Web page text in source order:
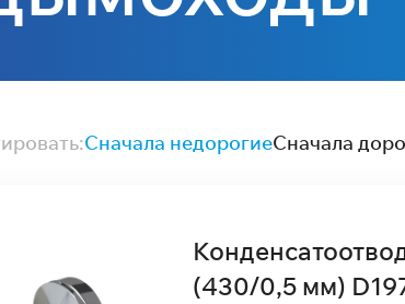
Сначала недорогиеСначала
(430/0,5 мм)